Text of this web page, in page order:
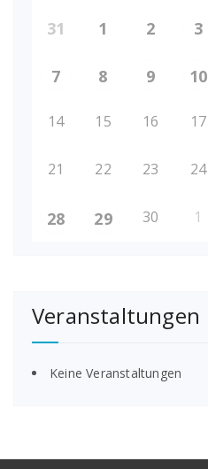
31 1 2 3
7 8 9 10
14 15 16 17
21 22 23 24
28 29 30 1
Veranstaltungen
Keine Veranstaltungen